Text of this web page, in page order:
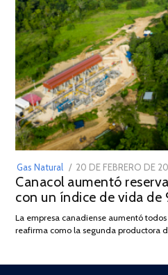
Gas Natural
POSTED
ON
20 DE FEBRERO DE
Canacol aumentó
con un índice de vida de
La empresa canadiense aumentó
reafirma como la segunda productora